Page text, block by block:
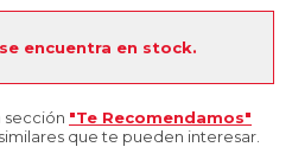
encuentra en stock.
sección "Te Recomendamos"
que te pueden interesar.